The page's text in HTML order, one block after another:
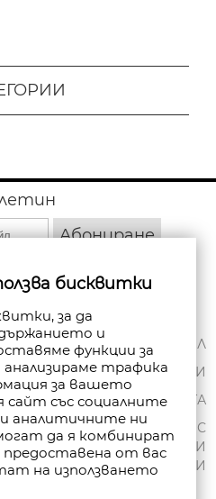
Абониране
НАС
ЗА
CLUB
МОЯТ ПРОФИЛ
ПОРЪЧКИ
ЧАНТА
СПИСЪК С
ЖЕЛАНИ
ПРОДУКТИ
бисквитки
за да
и
функции за
анализираме трафика
за вашето
сайт със социалните
аналитичните ни
да я комбинират
предоставена от вас
на използването